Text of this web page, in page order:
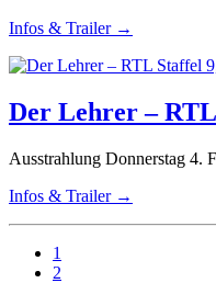
Infos & Trailer →
Der Lehrer –
Ausstrahlung Donnerstag 4.
Infos & Trailer →
1
2